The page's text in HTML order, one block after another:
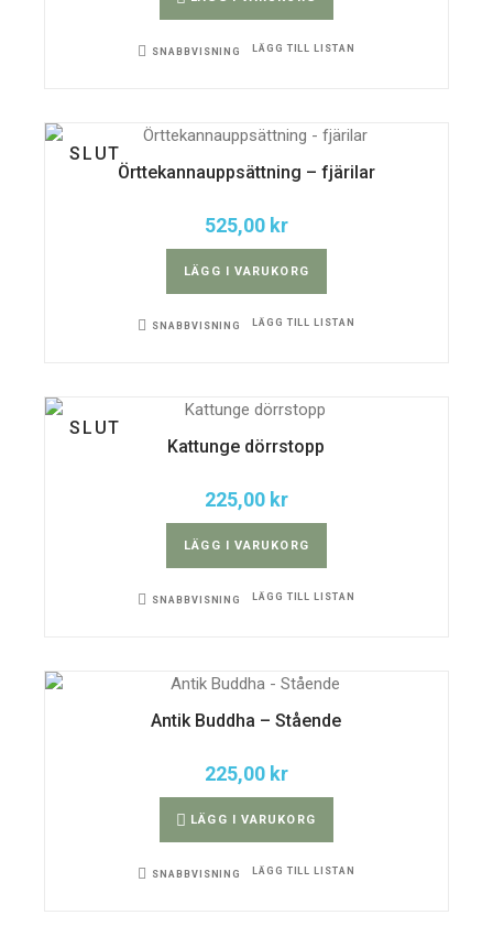
SNABBVISNING LÄGG TILL LISTAN
SLUT
Örttekannauppsättning – fjärilar
525,00 kr
LÄGG I VARUKORG
SNABBVISNING LÄGG TILL LISTAN
SLUT
Kattunge dörrstopp
225,00 kr
LÄGG I VARUKORG
SNABBVISNING LÄGG TILL LISTAN
Antik Buddha – Stående
225,00 kr
LÄGG I VARUKORG
SNABBVISNING LÄGG TILL LISTAN